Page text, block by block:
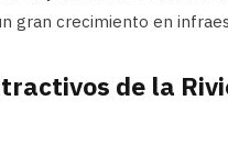
gran crecimiento en
de la